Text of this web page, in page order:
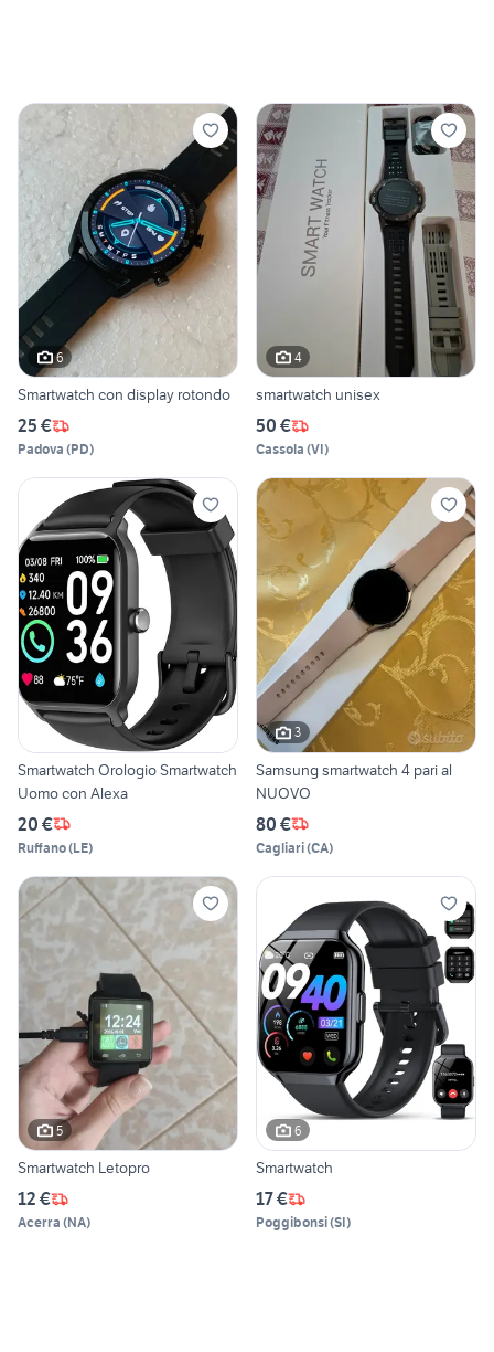
6
Smartwatch con display rotondo
25 €
Padova (PD)
4
smartwatch unisex
50 €
Cassola (VI)
Smartwatch Orologio Smartwatch
Uomo con Alexa
20 €
Ruffano(LE)
3
Samsung smartwatch 4 pari al
NUOVO
80 €
Cagliari(CA)
5
Smartwatch Letopro
12 €
Acerra (NA)
6
Smartwatch
17 €
Poggibonsi(SI)